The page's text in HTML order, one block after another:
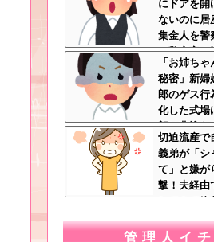
にドアを
ないのに居
集金人を警
←警察官の
「お姉ち
秘密」新婦
郎のゲス行
化した式場
郎は悲惨
れてもおか
切迫流産
義弟が「シ
て」と嫌が
撃！夫経由
してきて
管理人イ